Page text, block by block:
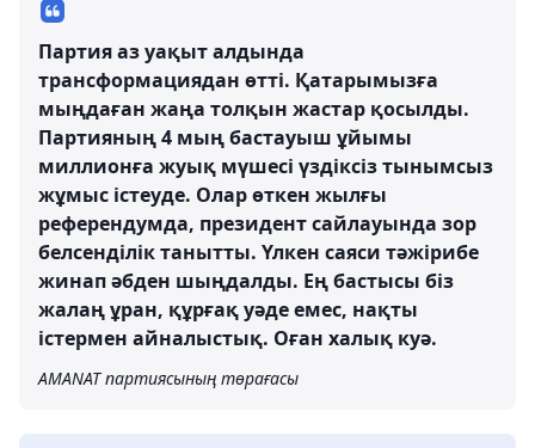
Партия аз уақыт алдында
трансформациядан өтті. Қатарымызға
мыңдаған жаңа толқын жастар қосылды.
Партияның 4 мың бастауыш ұйымы
миллионға жуық мүшесі үздіксіз тынымсыз
жұмыс істеуде. Олар өткен жылғы
референдумда, президент сайлауында зор
белсенділік танытты. Үлкен саяси тәжірибе
жинап әбден шыңдалды. Ең бастысы біз
жалаң ұран, құрғақ уәде емес, нақты
істермен айналыстық. Оған халық куә.
AMANAT партиясының төрағасы